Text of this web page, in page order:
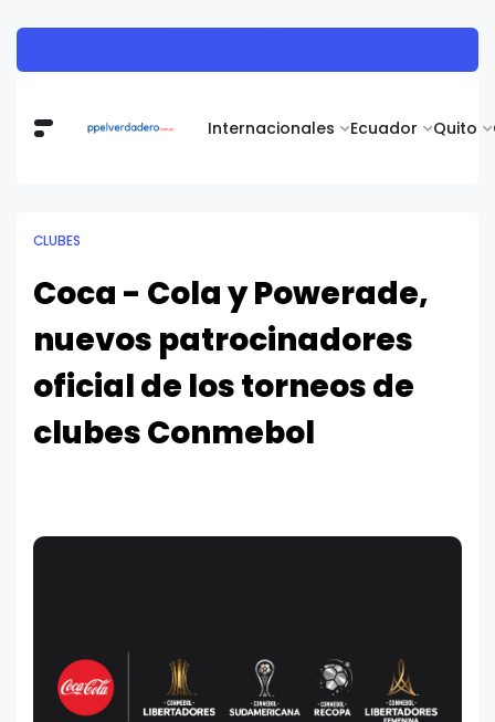
Internacionales Ecuador Quito
CLUBES
Coca - Cola y Powerade,
nuevos patrocinadores
oficial de los torneos de
clubes Conmebol